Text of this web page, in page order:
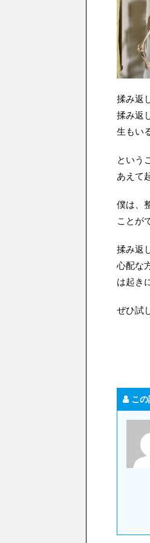
揉み返
揉み返
生もい
という
あえて
僕は、
ことが
揉み返
心配な
は起き
ぜひ試
こ